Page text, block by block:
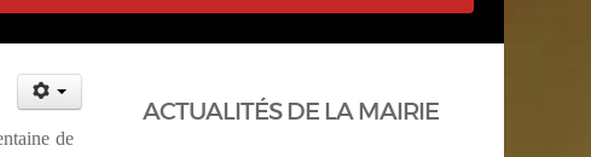
de
ACTUALITÉS DE LA MAIRIE